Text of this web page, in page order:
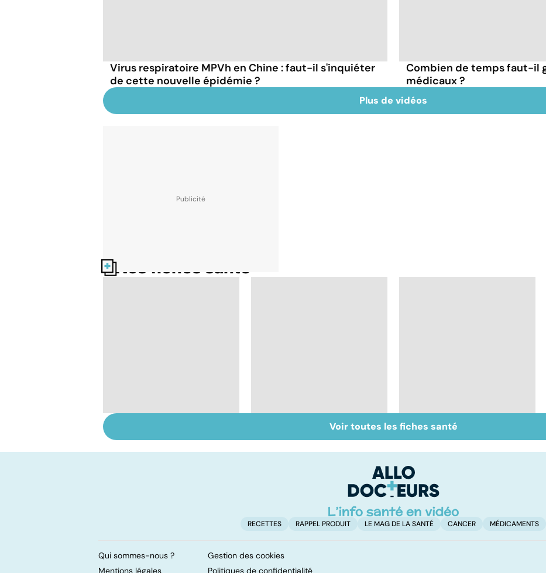
Virus respiratoire MPVh en Chine : faut-il s'inquiéter
de cette nouvelle épidémie ?
Combien de temps faut-il
médicaux ?
Plus de vidéos
Nos fiches santé
infections
Covid-19 : tout savoir
sur la maladie
Tout savoir sur les
virus
Voir toutes les fiches santé
RECETTES RAPPEL PRODUIT LE MAG DE LA SANTÉ CANCER MÉDICAMENTS
Qui sommes-nous ?
Gestion des cookies
Mentions légales
Politiques de confidentialité